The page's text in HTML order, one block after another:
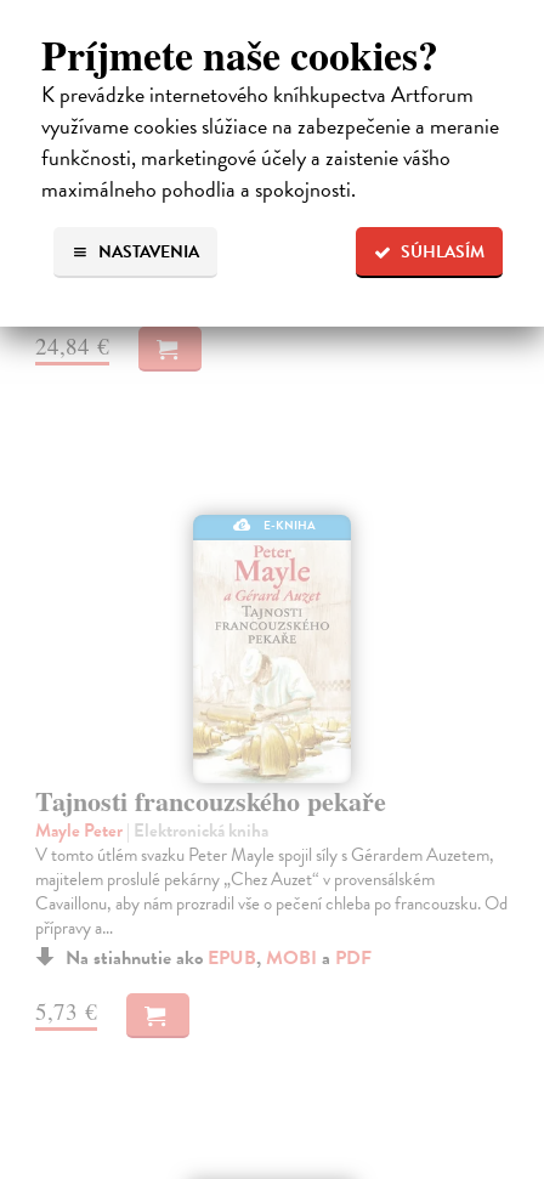
Príjmete naše cookies?
K prevádzke internetového kníhkupectva Artforum
využívame cookies slúžiace na zabezpečenie a meranie
funkčnosti, marketingové účely a zaistenie vášho
maximálneho pohodlia a spokojnosti.
SÚHLASÍM
NASTAVENIA
Město a jeho nejisté zdi
Murakami Haruki| Elektronická kniha
Město a jeho nejisté zdi – dlouho očekávaný román Harukiho
tematicky se prolíná s jeho kultovním dílem Konec světa & Hard-
boiled Wonderland.…
24,84 €
E-KNIHA
Tajnosti francouzského pekaře
Mayle Peter| Elektronická kniha
V tomto útlém svazku Peter Mayle spojil síly s Gérardem Auzetem,
majitelem proslulé pekárny „Chez Auzet“ v provensálském
Cavaillonu, aby nám prozradil vše o pečení chleba po francouzsku. Od
přípravy a…
Na stiahnutie ako EPUB, MOBI a PDF
5,73 €